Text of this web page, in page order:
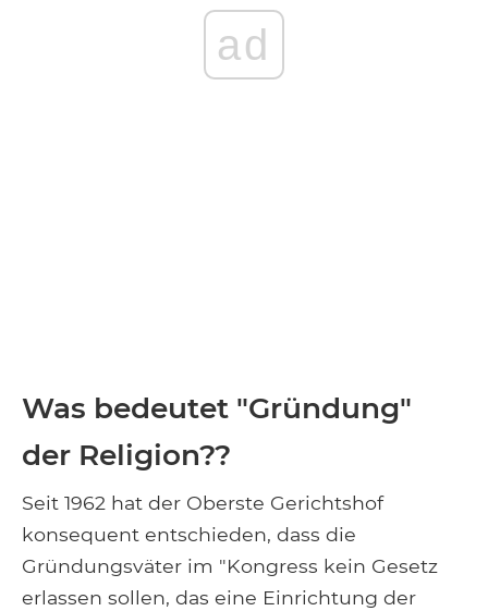
ad
Was bedeutet "Gründung"
der Religion??
Seit 1962 hat der Oberste Gerichtshof
konsequent entschieden, dass die
Gründungsväter im "Kongress kein Gesetz
erlassen sollen, das eine Einrichtung der